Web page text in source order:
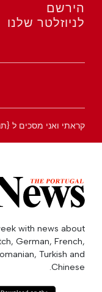
הירשם
לניוזלטר שלנו
קראתי ואני מסכים ל
with news about
German, French,
Turkish and
Chinese.